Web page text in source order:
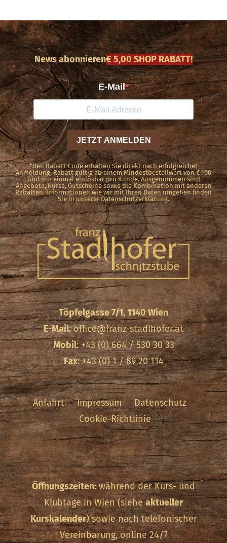
News abonnieren€ 5,00 SHOP RABATT!
*Den Rabatt-Code erhalten Sie direkt nach erfolgreicher
Anmeldung. Rabatt gültig ab einem Mindestbestellwert von € 100
und nur einmal einlösbar pro Kunde. Ausgenommen sind
Angebote, Kurse, Gutscheine sowie die Kombination mit anderen
Rabatten. Informationen wie wir mit Ihren Daten umgehen finden
Sie in unserer Datenschutzerklärung.
Töpfelgasse 7/1, 1140 Wien
E-Mail:office@franz-stadlhofer.at
Mobil: +43 (0) 664 / 530 30 33
Fax: +43 (0) 1 / 89 20 114
Anfahrt Impressum
Datenschutz
Cookie-Richtlinie
Öffnungszeiten:während der Kurs- und
Klubtage in Wien (sieheaktueller
Kurskalender) sowie nach telefonischer
Vereinbarung, online 24/7